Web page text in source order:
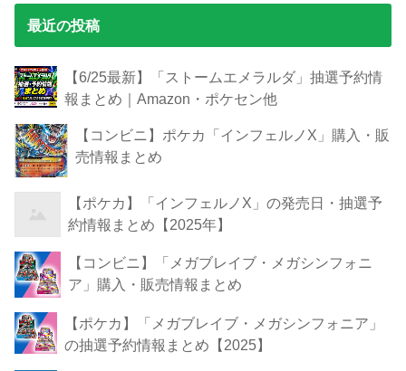
最近の投稿
【6/25最新】「ストームエメラルダ」抽選予約情
報まとめ｜Amazon・ポケセン他
【コンビニ】ポケカ「インフェルノX」購入・販
売情報まとめ
【ポケカ】「インフェルノX」の発売日・抽選予
約情報まとめ【2025年】
【コンビニ】「メガブレイブ・メガシンフォニ
ア」購入・販売情報まとめ
【ポケカ】「メガブレイブ・メガシンフォニア」
の抽選予約情報まとめ【2025】